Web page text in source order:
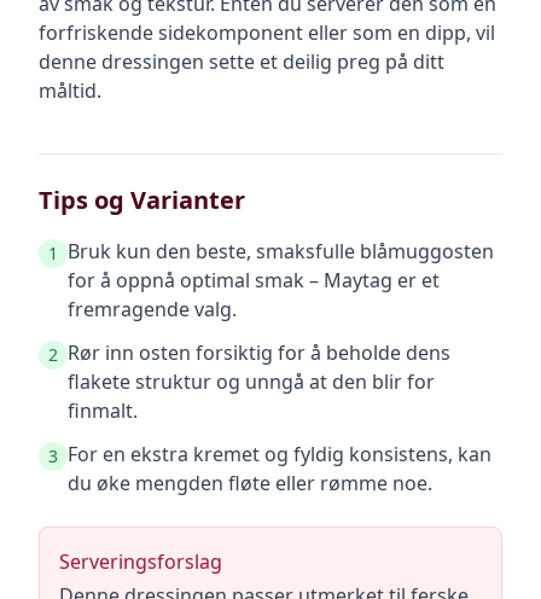
forfriskende sidekomponent eller som en dipp, vil
denne dressingen sette et deilig preg på ditt
måltid.
Tips og Varianter
1
Bruk kun den beste, smaksfulle blåmuggosten
for å oppnå optimal smak – Maytag er et
fremragende valg.
2 Rør inn osten forsiktig for å beholde dens
flakete struktur og unngå at den blir for
finmalt.
3 For en ekstra kremet og fyldig konsistens, kan
du øke mengden fløte eller rømme noe.
Serveringsforslag